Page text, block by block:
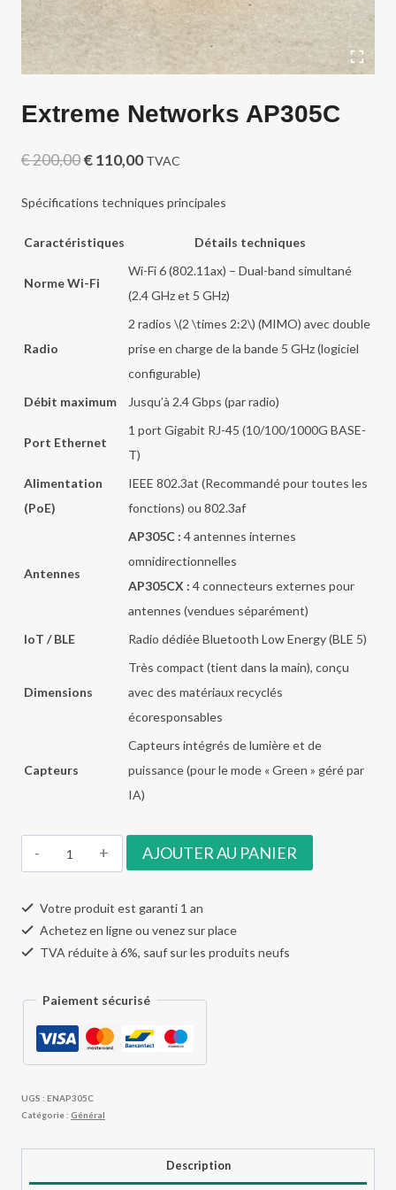
Extreme Networks AP305C
€200,00Le
était :
€ 200,00.
€110,00Le
€ 110,00.
TVAC
Spécifications techniques principales
Caractéristiques Détails techniques
Norme Wi-Fi
Wi-Fi 6 (802.11ax) – Dual-band simultané
(2.4 GHz et 5 GHz)
Radio
2 radios \(2 \times 2:2\) (MIMO) avec double
prise en charge de la bande 5 GHz (logiciel
configurable)
Débit maximum
Jusqu’à 2.4 Gbps (par radio)
Port Ethernet
1 port Gigabit RJ-45 (10/100/1000G BASE-
T)
Alimentation
(PoE)
IEEE 802.3at (Recommandé pour toutes les
fonctions) ou 802.3af
Antennes
AP305C : 4 antennes internes
omnidirectionnelles
AP305CX : 4 connecteurs externes pour
antennes (vendues séparément)
IoT / BLE
Radio dédiée Bluetooth Low Energy (BLE 5)
Dimensions
Très compact (tient dans la main), conçu
avec des matériaux recyclés
écoresponsables
Capteurs
Capteurs intégrés de lumière et de
puissance (pour le mode « Green » géré par
IA)
quantité
de
AP305C
AJOUTER AU PANIER
Votre produit est garanti 1 an
Achetez en ligne ou venez sur place
TVA réduite à 6%, sauf sur les produits neufs
Paiement sécurisé
UGS : ENAP305C
Catégorie : Général
Description